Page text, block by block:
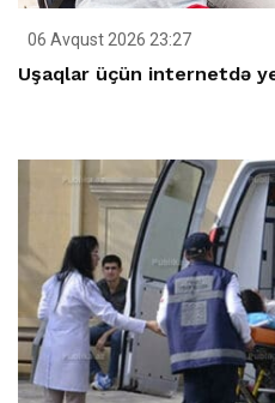
06 Avqust 2026 23:27
Uşaqlar üçün internetdə